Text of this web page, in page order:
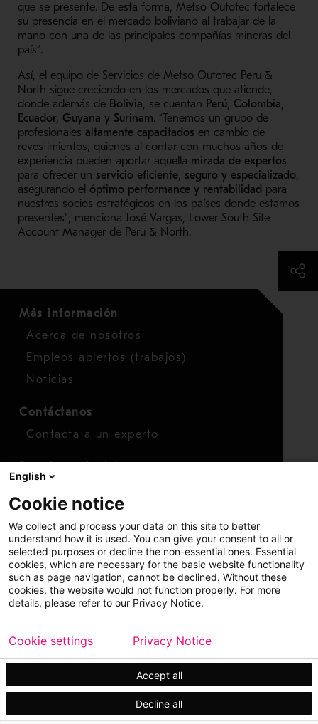
que se presente. De esta forma, Metso Outotec fortalece
su presencia en el mercado boliviano al trabajar de la
mano con una de las principales compañías mineras del
país”.
Así, el equipo de Servicios de Metso Outotec Peru &
North sigue creciendo en los mercados que atiende,
donde además de Bolivia, se cuentan Perú, Colombia,
Ecuador, Guyana y Surinam. “Tenemos un grupo de
profesionales altamente capacitados en cambio de
revestimientos, quienes al contar con muchos años de
experiencia pueden aportar aquella mirada de expertos
para ofrecer un servicio eficiente, seguro y especializado,
asegurando el óptimo performance y rentabilidad para
nuestros socios estratégicos en los países donde estamos
presentes”, menciona José Vargas, Lower South Site
Account Manager de Peru & North.
Más información
Acerca de nosotros
Empleos abiertos (trabajos)
Noticias
Contáctanos
Contacta a un experto
Finanzas
Acciones
Copyright © 2026 Metso
Mapa del sitio
Información legal
Privacidad Marca comercial
English
Cookie notice
We collect and process your data on this site to better
understand how it is used. You can give your consent to all or
selected purposes or decline the non-essential ones. Essential
cookies, which are necessary for the basic website functionality
such as page navigation, cannot be declined. Without these
cookies, the website would not function properly. For more
details, please refer to our Privacy Notice.
Accept all
Decline all
Cookie settings Privacy Notice